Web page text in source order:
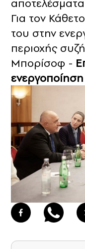
αποτελέσματα
Για τον
του στην
περιοχής
Μπορίσοφ -